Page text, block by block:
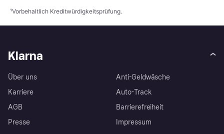
¹Vorbehaltlich Kreditwürdigkeitsprüfung.
Klarna
Über uns
Karriere
AGB
Presse
Anti-Geldwäsche
Auto-Track
Barrierefreiheit
Impressum